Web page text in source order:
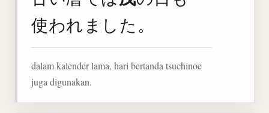
使われました。
dalam kalender lama, hari bertanda tsuchinoe
juga digunakan.